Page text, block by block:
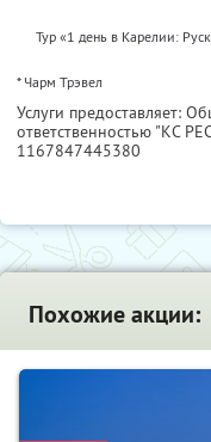
Тур «1 день в Карелии:
* Чарм Трэвел
Услуги предоставляет:
ответственностью "КС
1167847445380
Похожие акции: